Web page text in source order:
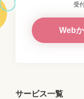
受
Web
サービス一覧